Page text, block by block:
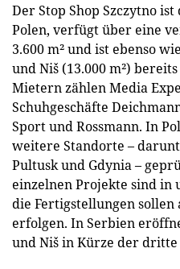
Der Stop Shop Szczytno
Polen, verfügt über eine
3.600 m² und ist ebenso
und Niš (13.000 m²)
Mietern zählen Media
Schuhgeschäfte
Sport und Rossmann. In
weitere Standorte –
Pultusk und Gdynia –
einzelnen Projekte sind in
die Fertigstellungen sollen
erfolgen. In Serbien
und Niš in Kürze der dritte